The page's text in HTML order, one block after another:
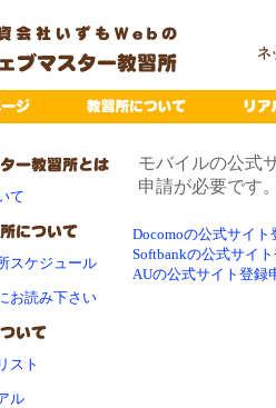
て
スケジュール
お読み下さい
スト
ル
モバイルの公式
申請が必要です
Docomoの公式サイト
Softbankの公式サイ
AUの公式サイト登録